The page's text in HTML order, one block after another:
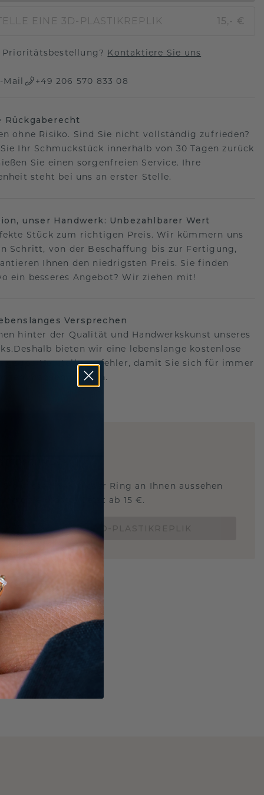
EINE 3D-PLASTIKREPLIK 15,- €
Prioritätsbestellung? Kontaktiere Sie uns
Mail +49 206 570 833 08
Rückgaberecht
ohne Risiko. Sind Sie nicht vollständig zufrieden?
Ihr Schmuckstück innerhalb von 30 Tagen zurück
Sie einen sorgenfreien Service. Ihre
steht bei uns an erster Stelle.
unser Handwerk: Unbezahlbarer Wert
Stück zum richtigen Preis. Wir kümmern uns
Schritt, von der Beschaffung bis zur Fertigung,
Ihnen den niedrigsten Preis. Sie finden
ein besseres Angebot? Wir ziehen mit!
Versprechen
hinter der Qualität und Handwerkskunst unseres
bieten wir eine lebenslange kostenlose
gegen Herstellungsfehler, damit Sie sich für immer
machen müssen.
Sie wissen, wie dieser Ring an Ihnen aussehen
und ob er passt? Jetzt ab 15 €.
BESTELLE EINE 3D-PLASTIKREPLIK